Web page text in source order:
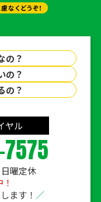
なくどうぞ！
の？
の？
の？
ヤル
曜定休
ます！